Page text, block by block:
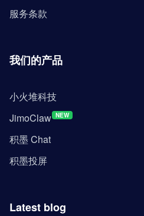
服务条款
我们的产品
小火堆科技
JimoClaw NEW
积墨 Chat
积墨投屏
Latest blog